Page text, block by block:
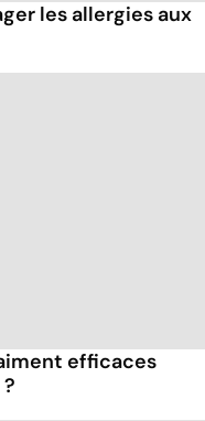
les allergies aux
efficaces